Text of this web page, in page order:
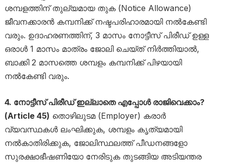
ശമ്പളത്തിന് തുല്യമായ തുക (Notice Allowance)
ജീവനക്കാരൻ കമ്പനിക്ക് നഷ്ടപരിഹാരമായി നൽകേണ്ടി
വരും. ഉദാഹരണത്തിന്, 3 മാസം നോട്ടീസ് പിരീഡ് ഉള്ള
ഒരാൾ 1 മാസം മാത്രം ജോലി ചെയ്ത് നിർത്തിയാൽ,
ബാക്കി 2 മാസത്തെ ശമ്പളം കമ്പനിക്ക് പിഴയായി
നൽകേണ്ടി വരും.
4. നോട്ടീസ് പിരീഡ് ഇല്ലാതെ എപ്പോൾ രാജിവെക്കാം?
(Article 45) തൊഴിലുടമ (Employer) കരാർ
വ്യവസ്ഥകൾ ലംഘിക്കുക, ശമ്പളം കൃത്യമായി
നൽകാതിരിക്കുക, ജോലിസ്ഥലത്ത് പീഡനങ്ങളോ
സുരക്ഷാഭീഷണിയോ നേരിടുക തുടങ്ങിയ അടിയന്തര